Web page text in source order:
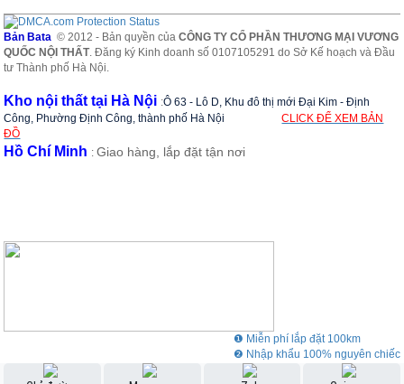
Bản Bata © 2012 - Bản quyền củaCÔNG TY CỔ PHẦN THƯƠNG MẠI VƯƠNG
QUỐC NỘI THẤT. Đăng ký Kinh doanh số 0107105291 do Sở Kế hoạch và Đầu
tư Thành phố Hà Nội.
Kho nội thất tại Hà Nội :Ô 63 - Lô D, Khu đô thị mới Đại Kim - Định
Công, Phường Định Công, thành phố Hà Nội
CLICK ĐỂ XEM BẢN
ĐỒ
Hồ Chí Minh :Giao hàng, lắp đặt tận nơi
❶ Miễn phí lắp đặt 100km
❷ Nhập khẩu 100% nguyên chiếc
❸ Showroom rộng 3000m2